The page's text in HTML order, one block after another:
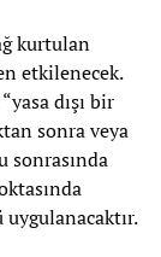
kurtulan
etkilenecek.
dışı bir
sonra veya
sonrasında